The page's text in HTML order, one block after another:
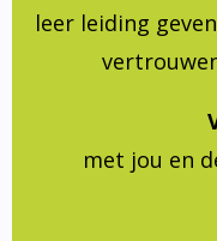
leer leiding
met jou en